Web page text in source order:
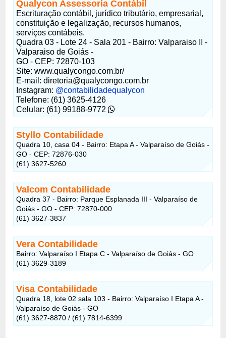
Qualycon Assessoria Contábil
Escrituração contábil, jurí­dico tributário, empresarial,
constituição e legalização, recursos humanos,
serviços contábeis.
Quadra 03 - Lote 24 - Sala 201 - Bairro: Valparaiso II -
Valparaiso de Goiás -
GO - CEP: 72870-103
Site: www.qualycongo.com.br/
E-mail: diretoria@qualycongo.com.br
Instagram: @contabilidadequalycon
Telefone: (61) 3625-4126
Celular: (61) 99188-9772
Styllo Contabilidade
Quadra 10, casa 04 - Bairro: Etapa A - Valparaíso de Goiás -
GO - CEP: 72876-030
(61) 3627-5260
Valcom Contabilidade
Quadra 37 - Bairro: Parque Esplanada III - Valparaíso de
Goiás - GO - CEP: 72870-000
(61) 3627-3837
Vera Contabilidade
Bairro: Valparaíso I Etapa C - Valparaíso de Goiás - GO
(61) 3629-3189
Visa Contabilidade
Quadra 18, lote 02 sala 103 - Bairro: Valparaíso I Etapa A -
Valparaíso de Goiás - GO
(61) 3627-8870 / (61) 7814-6399